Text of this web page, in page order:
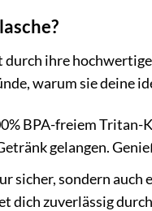
ihre
warum sie deine
BPA-freiem Tritan-
gelangen.
sicher, sondern
dich zuverlässig